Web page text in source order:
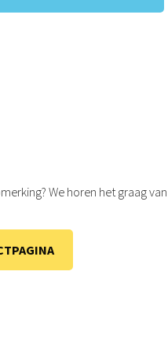
We horen het graag